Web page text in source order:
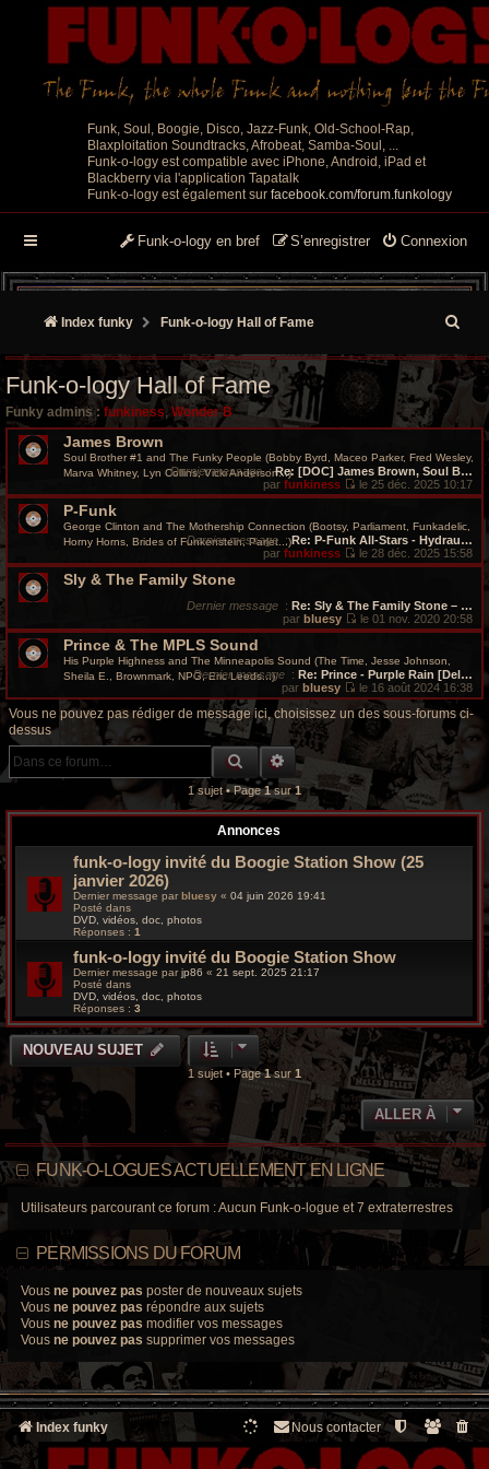
Funk, Soul, Boogie, Disco, Jazz-Funk, Old-School-Rap,
Blaxploitation Soundtracks, Afrobeat, Samba-Soul, ...
Funk-o-logy est compatible avec iPhone, Android, iPad et
Blackberry via l'application Tapatalk
Funk-o-logy est également sur facebook.com/forum.funkology
Connexion
S’enregistrer
Funk-o-logy en bref
Index funky Funk-o-logy Hall of Fame
e
h
e
r
c
h
g
o
o
y
Funk-o-logy Hall of Fame
Funky admins : funkiness, Wonder B
James Brown
Soul Brother #1 and The Funky People (Bobby Byrd, Maceo Parker, Fred Wesley,
Marva Whitney, Lyn Collins, Vicki Anderson...)
Dernier message:Re: [DOC] James Brown, Soul B…
par funkiness
V
i
e
r
n
i
m
e
s
a
le 25 déc. 2025 10:17
P-Funk
George Clinton and The Mothership Connection (Bootsy, Parliament, Funkadelic,
Horny Horns, Brides of Funkenstein, Parlet...)
Dernier message :Re: P-Funk All-Stars - Hydrau…
par funkiness
V
r
e
r
n
i
e
r
s
a
e
le 28 déc. 2025 15:58
Sly & The Family Stone
Dernier message : Re: Sly & The Family Stone – …
par bluesy
V
r
e
d
e
e
r
e
g
le 01 nov. 2020 20:58
Prince & The MPLS Sound
His Purple Highness and The Minneapolis Sound (The Time, Jesse Johnson,
Sheila E., Brownmark, NPG, Eric Leeds...)
Dernier message : Re: Prince - Purple Rain [Del…
par bluesy
V
o
e
d
n
r
m
le 16 août 2024 16:38
Vous ne pouvez pas rédiger de message ici, choisissez un des sous-forums ci-
dessus
RECHERCHE GROOVY
RECHERCHE AVANCÉE
1 sujet • Page1sur1
Annonces
funk-o-logy invité du Boogie Station Show (25
janvier 2026)
Dernier message par bluesy « 04 juin 2026 19:41
Posté dans
DVD, vidéos, doc, photos
Réponses : 1
funk-o-logy invité du Boogie Station Show
Dernier message parjp86 « 21 sept. 2025 21:17
Posté dans
DVD, vidéos, doc, photos
Réponses : 3
NOUVEAU SUJET
1 sujet • Page1sur 1
ALLER À
FUNK-O-LOGUES ACTUELLEMENT EN LIGNE
Utilisateurs parcourant ce forum : Aucun Funk-o-logue et 7 extraterrestres
PERMISSIONS DU FORUM
Vous ne pouvez pas poster de nouveaux sujets
Vous ne pouvez pas répondre aux sujets
Vous ne pouvez pas modifier vos messages
Vous ne pouvez pas supprimer vos messages
Index funky Nous contacter